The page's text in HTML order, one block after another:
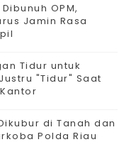
OPM,
Jamin Rasa
Tidur untuk
"Tidur" Saat
di Tanah dan
Polda Riau